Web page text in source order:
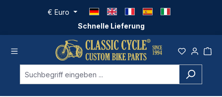
Zum Hauptinhalt springen
Schnelle Lieferung
€ Euro